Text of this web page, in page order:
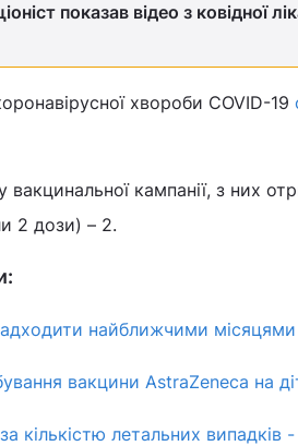
показав відео з ковідної
хвороби COVID-19
кампанії, з них
2 дози) – 2.
найближчими
вакцини AstraZeneca на
кількістю летальних випадків